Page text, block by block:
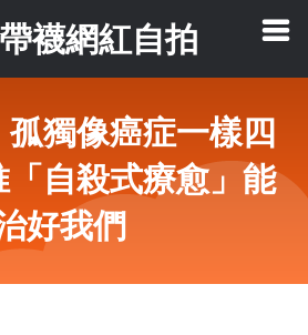
襪網紅自拍
獨像癌症一樣四
自殺式療愈」能
好我們